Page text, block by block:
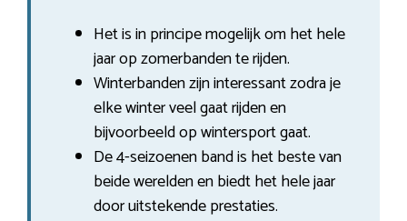
Het is in principe mogelijk om het hele
jaar op zomerbanden te rijden.
Winterbanden zijn interessant zodra je
elke winter veel gaat rijden en
bijvoorbeeld op wintersport gaat.
De 4-seizoenen band is het beste van
beide werelden en biedt het hele jaar
door uitstekende prestaties.